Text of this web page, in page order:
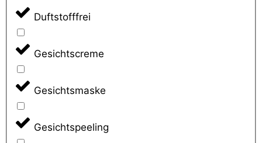
Duftstofffrei
Gesichtscreme
Gesichtsmaske
Gesichtspeeling